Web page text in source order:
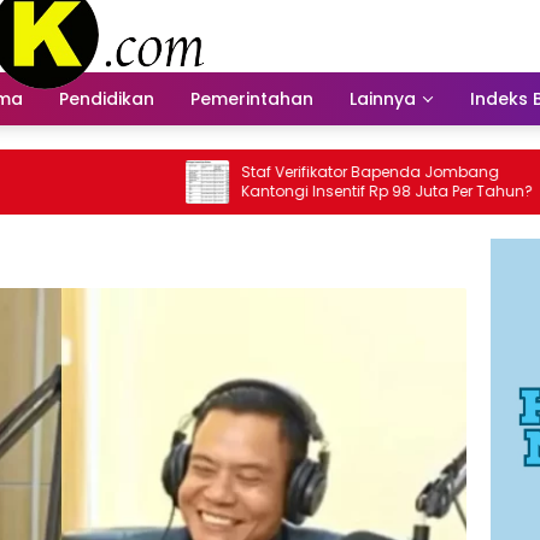
Pendidikan Pemerintahan Lainnya Indeks
Staf Verifikator Bapenda Jombang
Kantongi Insentif Rp 98 Juta Per Tahun?
Insentif